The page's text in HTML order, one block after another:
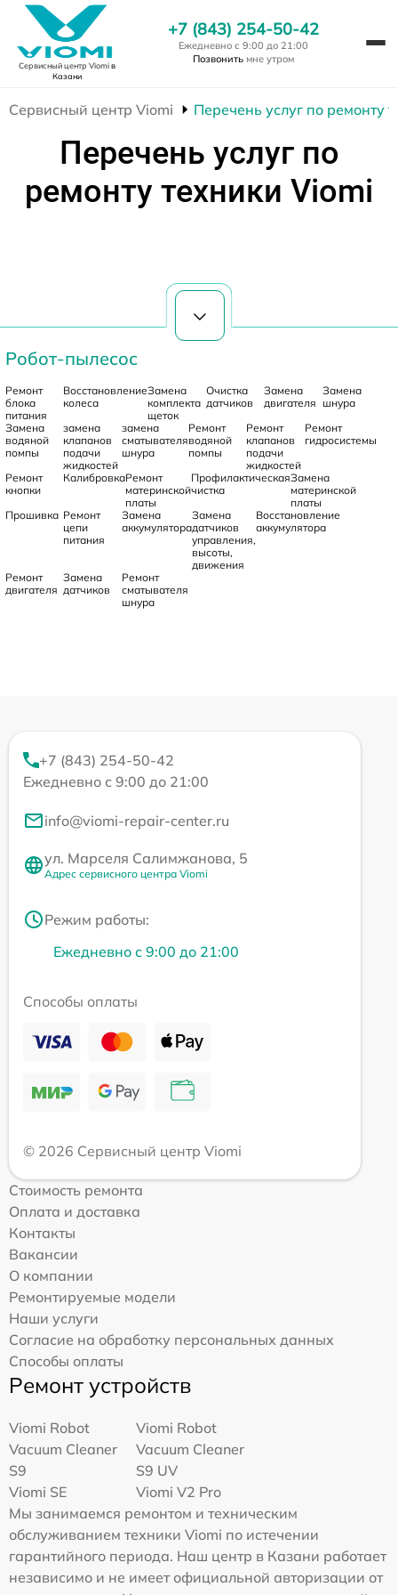
Сервисный центр Viomiв
Казани
+7 (843) 254-50-42
Ежедневно с 9:00 до 21:00
Позвонить мне утром
Сервисный центр Viomi Перечень услуг по ремонту
Перечень услуг по
ремонту техники Viomi
Робот-пылесос
Ремонт
блока
питания
Восстановление
колеса
Замена
комплекта
щеток
Очистка
датчиков
Замена
двигателя
Замена
шнура
Замена
водяной
помпы
замена
клапанов
подачи
жидкостей
замена
сматывателя
шнура
Ремонт
водяной
помпы
Ремонт
клапанов
подачи
жидкостей
Ремонт
гидросистемы
Ремонт
кнопки
КалибровкаРемонт
материнской
платы
Профилактическая
чистка
Замена
материнской
платы
Прошивка Ремонт
цепи
питания
Замена
аккумулятора
Замена
датчиков
управления,
высоты,
движения
Восстановление
аккумулятора
Ремонт
двигателя
Замена
датчиков
Ремонт
сматывателя
шнура
+7 (843) 254-50-42
Ежедневно с 9:00 до 21:00
info@viomi-repair-center.ru
ул. Марселя Салимжанова, 5
Адрес сервисного центра Viomi
Режим работы:
Ежедневно с 9:00 до 21:00
Способы оплаты
© 2026 Сервисный центр Viomi
Стоимость ремонта
Оплата и доставка
Контакты
Вакансии
О компании
Ремонтируемые модели
Наши услуги
Согласие на обработку персональных данных
Способы оплаты
Ремонт устройств
Viomi Robot
Vacuum Cleaner
S9
Viomi Robot
Vacuum Cleaner
S9 UV
Viomi SE
Viomi V2 Pro
Мы занимаемся ремонтом и техническим
обслуживанием техники Viomi по истечении
гарантийного периода. Наш центр в Казани работает
независимо и не имеет официальной авторизации от